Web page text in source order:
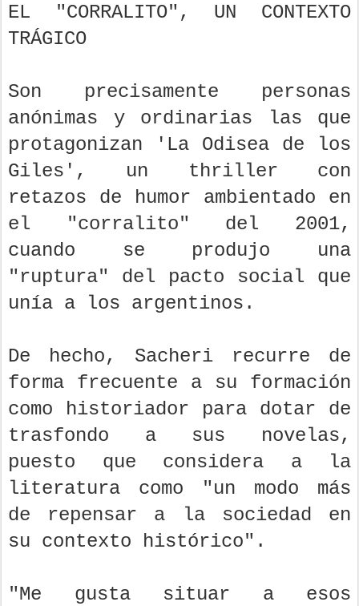
EL "CORRALITO", UN CONTEXTO
TRÁGICO
Son precisamente personas
anónimas y ordinarias las que
protagonizan 'La Odisea de los
Giles', un thriller con
retazos de humor ambientado en
el "corralito" del 2001,
cuando se produjo una
"ruptura" del pacto social que
unía a los argentinos.
De hecho, Sacheri recurre de
forma frecuente a su formación
como historiador para dotar de
trasfondo a sus novelas,
puesto que considera a la
literatura como "un modo más
de repensar a la sociedad en
su contexto histórico".
"Me gusta situar a esos